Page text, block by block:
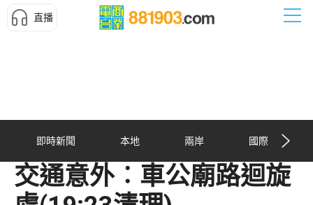
直播
即時新聞 本地 兩岸 國際
交通意外︰車公廟路迴旋